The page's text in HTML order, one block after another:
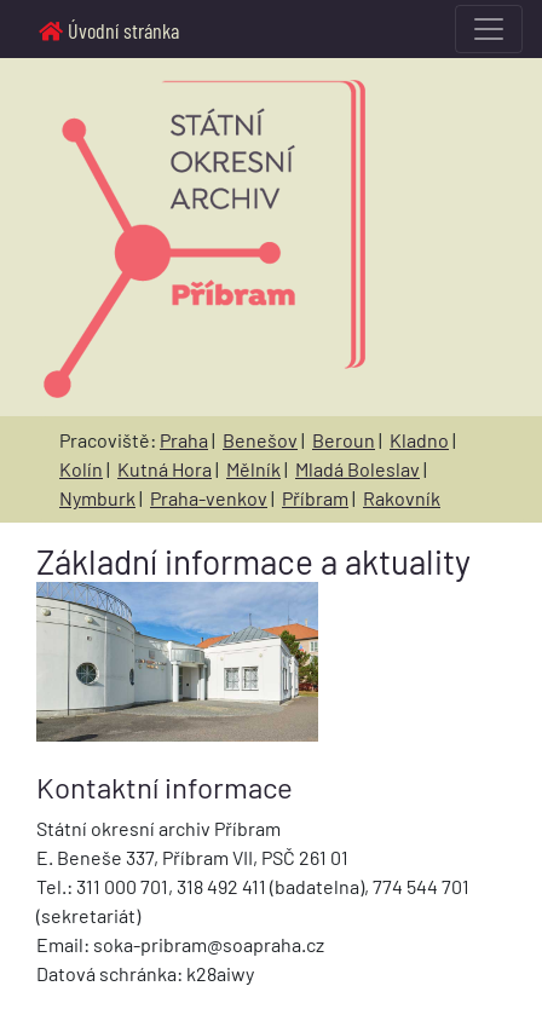
Úvodní stránka
Pracoviště: Praha | Benešov | Beroun | Kladno |
Kolín | Kutná Hora | Mělník | Mladá Boleslav |
Nymburk | Praha-venkov | Příbram | Rakovník
Základní informace a aktuality
Kontaktní informace
Státní okresní archiv Příbram
E. Beneše 337, Příbram VII, PSČ 261 01
Tel.: 311 000 701, 318 492 411 (badatelna), 774 544 701
(sekretariát)
Email: soka-pribram@soapraha.cz
Datová schránka: k28aiwy